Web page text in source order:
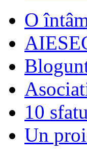
O
10
Un